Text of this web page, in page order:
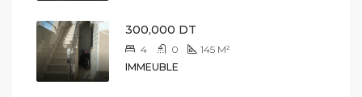
300,000 DT
4 0 145 M²
IMMEUBLE